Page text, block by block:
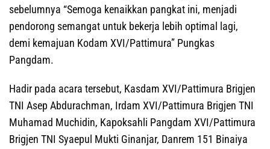
sebelumnya “Semoga kenaikkan pangkat ini, menjadi
pendorong semangat untuk bekerja lebih optimal lagi,
demi kemajuan Kodam XVI/Pattimura” Pungkas
Pangdam.
Hadir pada acara tersebut, Kasdam XVI/Pattimura Brigjen
TNI Asep Abdurachman, Irdam XVI/Pattimura Brigjen TNI
Muhamad Muchidin, Kapoksahli Pangdam XVI/Pattimura
Brigjen TNI Syaepul Mukti Ginanjar, Danrem 151 Binaiya